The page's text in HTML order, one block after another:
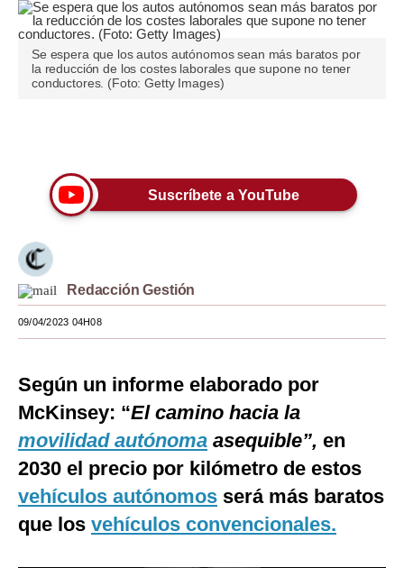
Opinión
Editorial
Tendencias
Lujo
Viajes
Moda
Estilos
EEUU
España
Internacional
Tecnología
Se espera que los autos autónomos sean más baratos por
la reducción de los costes laborales que supone no tener
conductores. (Foto: Getty Images)
Suscríbete a YouTube
Redacción Gestión
09/04/2023 04H08
Según un informe elaborado por
McKinsey: “El camino hacia la
movilidad autónoma asequible”, en
2030 el precio por kilómetro de estos
vehículos autónomos será más baratos
que los vehículos convencionales.